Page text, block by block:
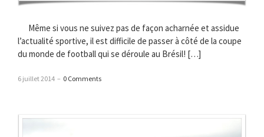
Même si vous ne suivez pas de façon acharnée et assidue
l’actualité sportive, il est difficile de passer à côté de la coupe
du monde de football qui se déroule au Brésil! […]
6 juillet 2014 – 0 Comments